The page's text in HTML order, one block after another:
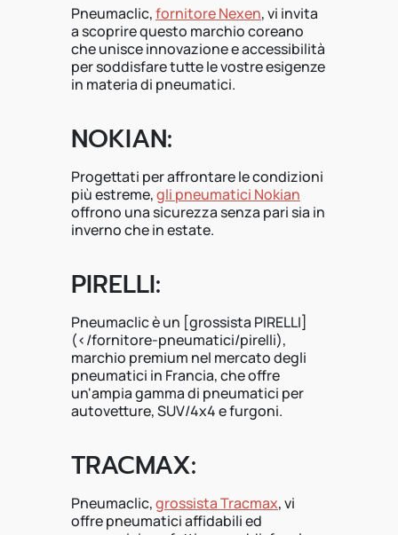
Pneumaclic,fornitore Nexen, vi invita
a scoprire questo marchio coreano
che unisce innovazione e accessibilità
per soddisfare tutte le vostre esigenze
in materia di pneumatici.
NOKIAN:
Progettati per affrontare le condizioni
più estreme,gli pneumatici Nokian
offrono una sicurezza senza pari sia in
inverno che in estate.
PIRELLI:
Pneumaclic è un [grossista PIRELLI]
(</fornitore-pneumatici/pirelli),
marchio premium nel mercato degli
pneumatici in Francia, che offre
un'ampia gamma di pneumatici per
autovetture, SUV/4x4 e furgoni.
TRACMAX:
Pneumaclic,grossista Tracmax, vi
offre pneumatici affidabili ed